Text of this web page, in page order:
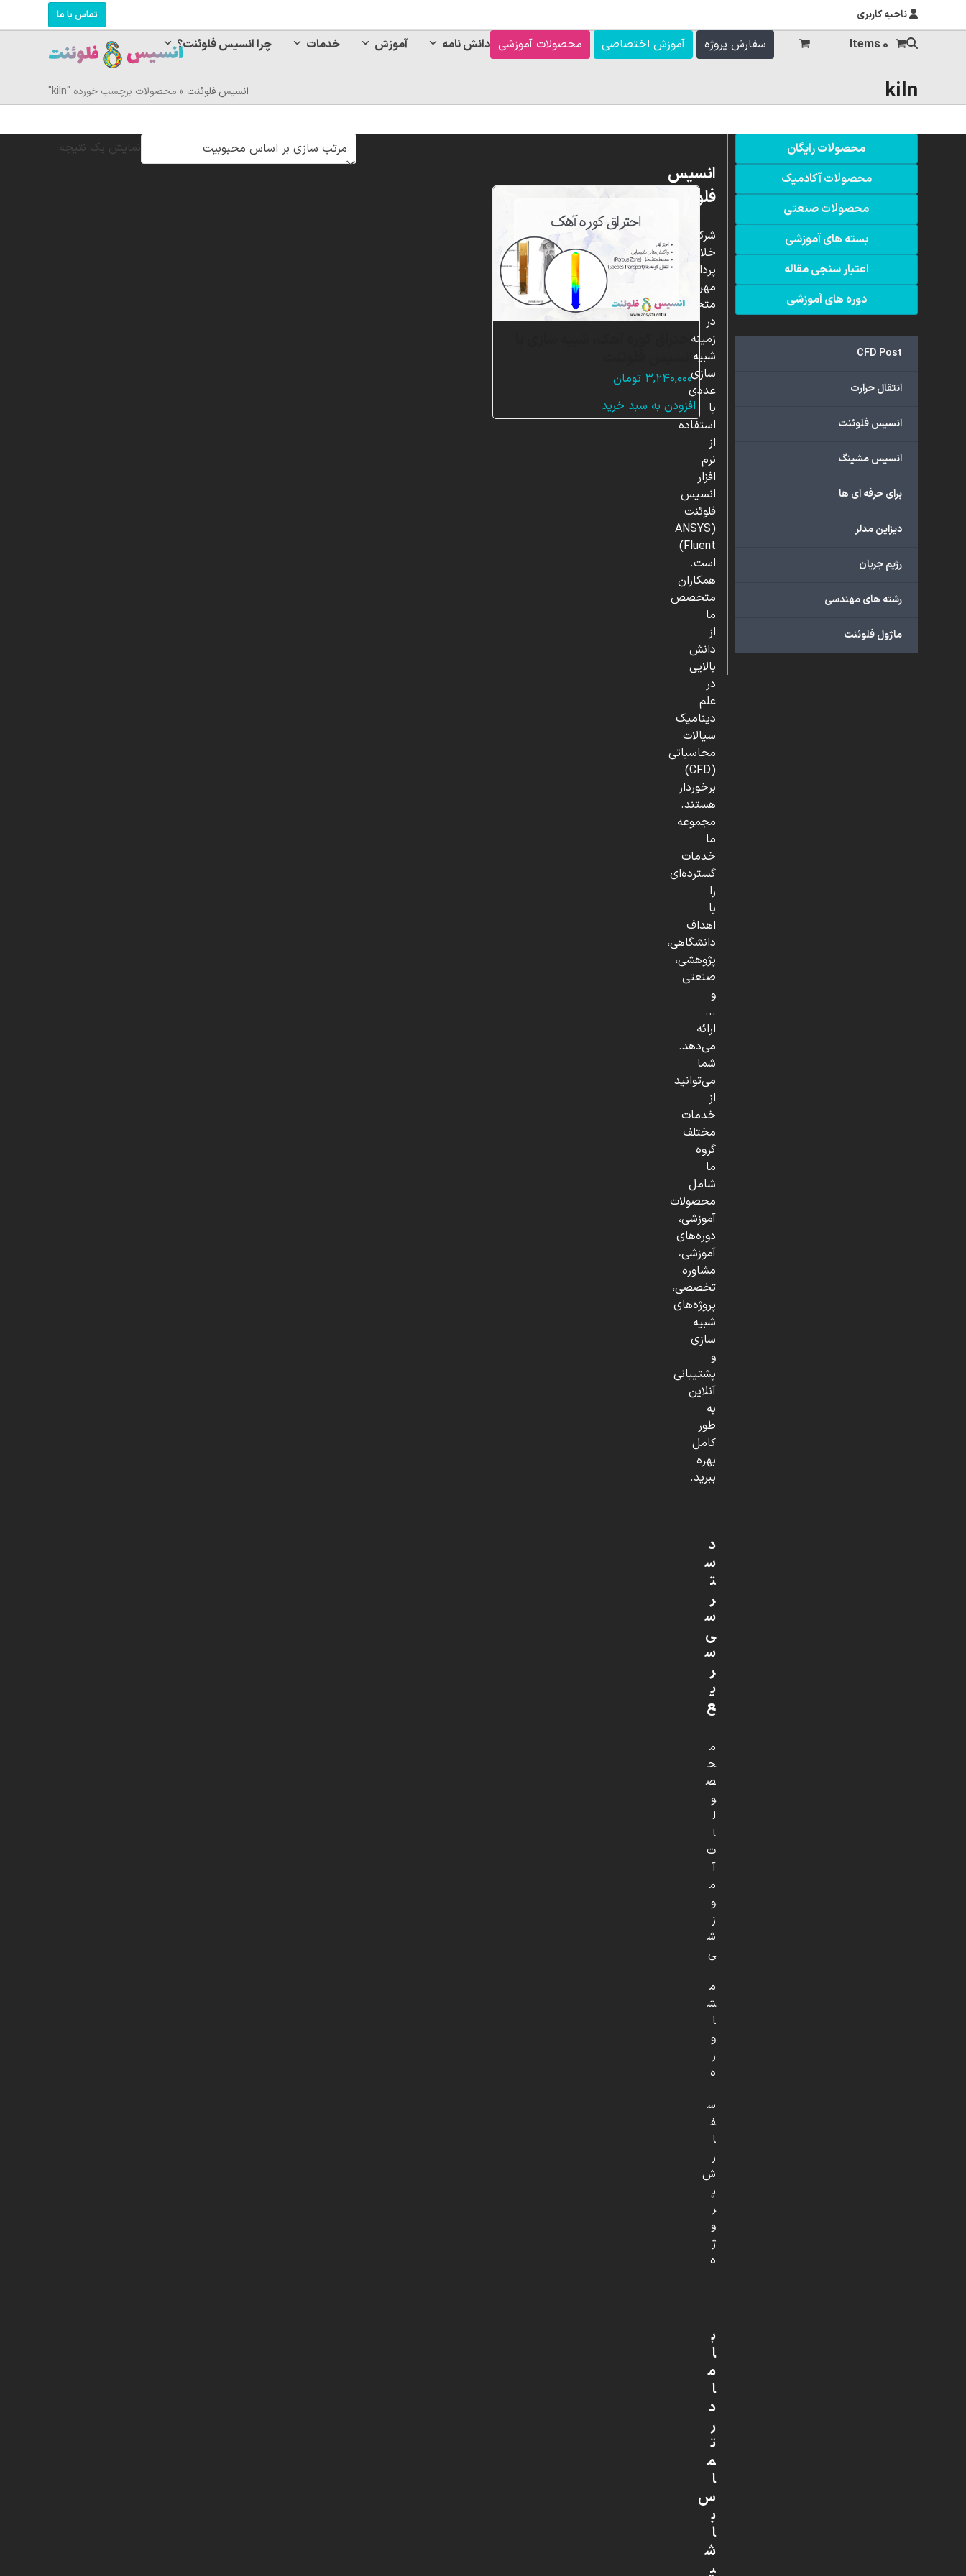
ناحیه کاربری تماس با ما
چرا انسیس فلوئنت؟ خدمات آموزش دانش نامه محصولات آموزشی آموزش اختصاصی سفارش پروژه 0 Items
kiln انسیس فلوئنت » محصولات برچسب خورده "kiln"
نمایش یک نتیجه
احتراق کوره آهک، شبیه سازی با
۳,۲۴۰,۰۰۰ تومان
افزودن به سبد خرید
محصولات رایگان
محصولات آکادمیک
محصولات صنعتی
بسته های آموزشی
اعتبار سنجی مقاله
دوره های آموزشی
CFD Post
انتقال حرارت
انسیس فلوئنت
انسیس مشینگ
برای حرفه ای ها
دیزاین مدلر
رژیم جریان
رشته های مهندسی
ماژول فلوئنت
انسیس
فلوئنت
شرکت
خلاق
پردازشگران
مهر،
متخصص
در
زمینه
شبیه
سازی
عددی
با
استفاده
از
نرم
افزار
انسیس
فلوئنت
(ANSYS
Fluent)
است.
همکاران
متخصص
ما
از
دانش
بالایی
در
علم
دینامیک
سیالات
محاسباتی
(CFD)
برخوردار
هستند.
مجموعه
ما
خدمات
گسترده‌ای
را
با
اهداف
دانشگاهی،
پژوهشی،
صنعتی
و
...
ارائه
می‌دهد.
شما
می‌توانید
از
خدمات
مختلف
گروه
ما
شامل
محصولات
آموزشی،
دوره‌های
آموزشی،
مشاوره
تخصصی،
پروژه‌های
شبیه
سازی
و
پشتیبانی
آنلاین
به
طور
کامل
بهره
ببرید.
د
س
ت
ر
س
ی
س
ر
ی
ع
م
ح
ص
و
ل
ا
ت
آ
م
و
ز
ش
ی
م
ش
ا
و
ر
ه
س
ف
ا
ر
ش
پ
ر
و
ژ
ه
ب
ا
م
ا
د
ر
ت
م
ا
س
ب
ا
ش
ی